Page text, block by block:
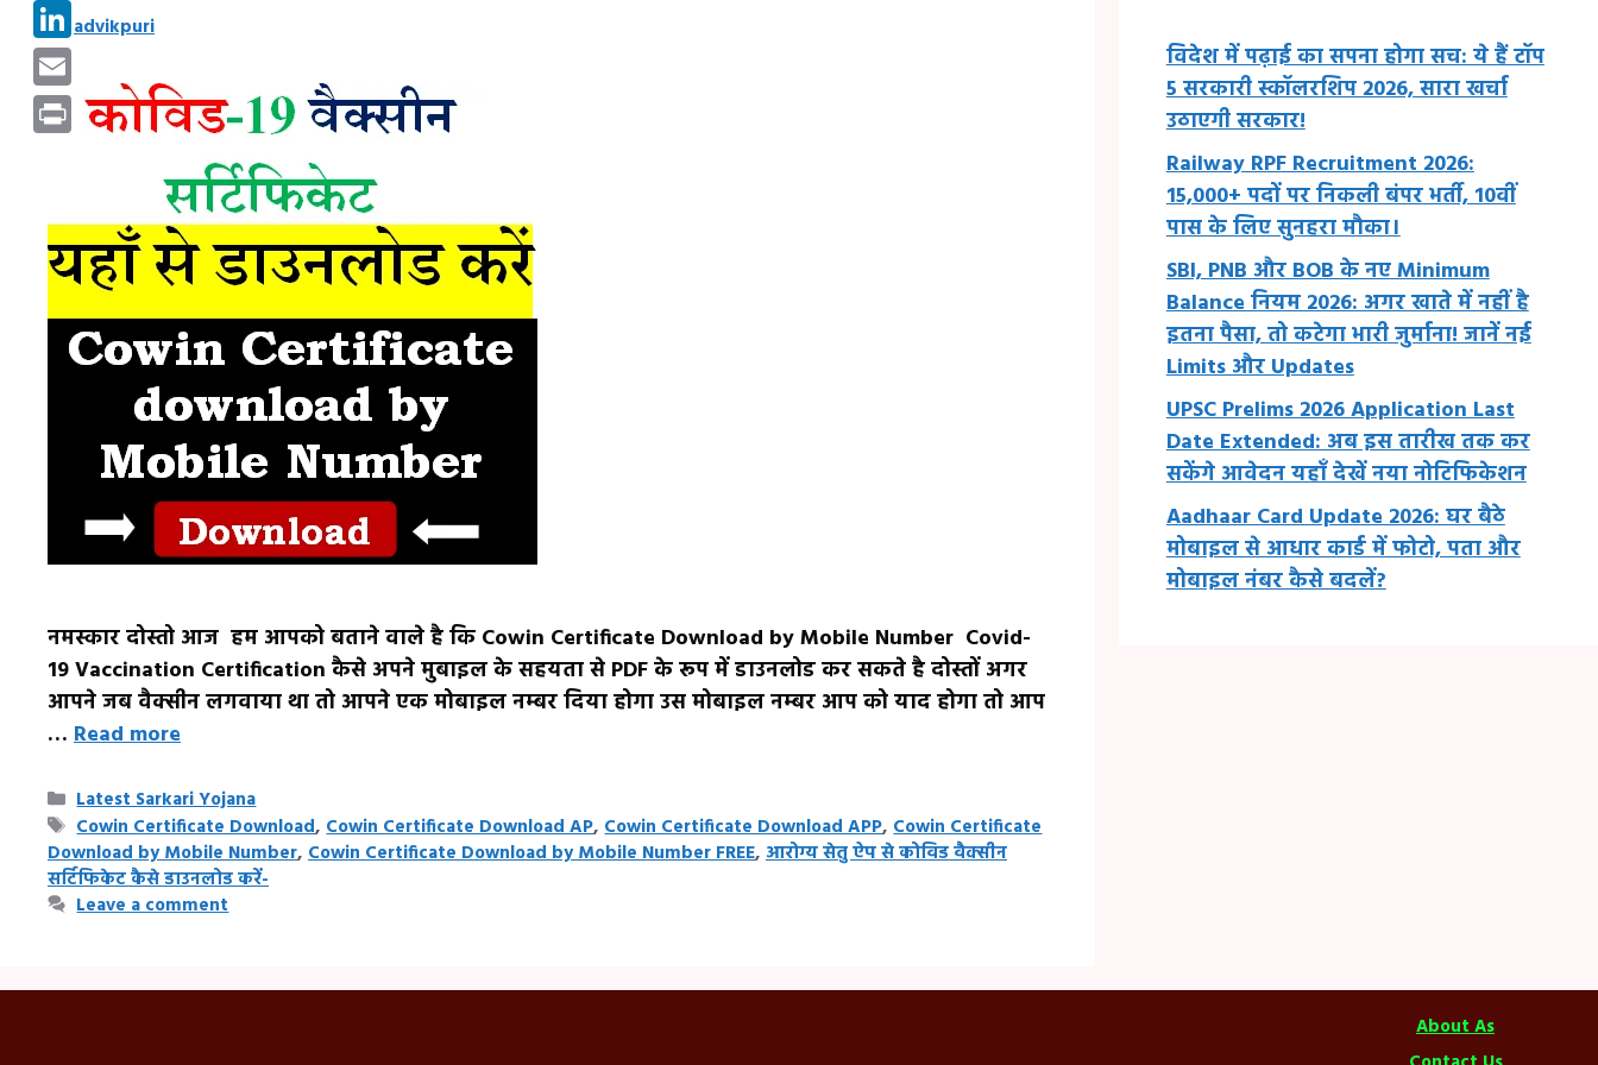
by advikpuri
नमस्कार दोस्तो आज हम आपको बताने वाले है कि Cowin Certificate Download by Mobile Number Covid-
19 Vaccination Certification कैसे अपने मुबाइल के सहयता से PDF के रूप में डाउनलोड कर सकते है दोस्तों अगर
आपने जब वैक्सीन लगवाया था तो आपने एक मोबाइल नम्बर दिया होगा उस मोबाइल नम्बर आप को याद होगा तो आप
… Read more
Categories
Latest Sarkari Yojana
Tags
Cowin Certificate Download,Cowin Certificate Download AP,Cowin Certificate Download APP,Cowin Certificate
Download by Mobile Number, Cowin Certificate Download by Mobile Number FREE, आरोग्य सेतु ऐप से कोविड वैक्सीन
सर्टिफिकेट कैसे डाउनलोड करें-
Leave a comment
विदेश में पढ़ाई का सपना होगा सच: ये हैं टॉप
5 सरकारी स्कॉलरशिप 2026, सारा खर्चा
उठाएगी सरकार!
Railway RPF Recruitment 2026:
15,000+ पदों पर निकली बंपर भर्ती, 10वीं
पास के लिए सुनहरा मौका।
SBI, PNB और BOB के नए Minimum
Balance नियम 2026: अगर खाते में नहीं है
इतना पैसा, तो कटेगा भारी जुर्माना! जानें नई
Limits और Updates
UPSC Prelims 2026 Application Last
Date Extended: अब इस तारीख तक कर
सकेंगे आवेदन यहाँ देखें नया नोटिफिकेशन
Aadhaar Card Update 2026: घर बैठे
मोबाइल से आधार कार्ड में फोटो, पता और
मोबाइल नंबर कैसे बदलें?
About As
Pinterest
LinkedIn
Email